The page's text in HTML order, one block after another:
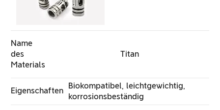
Name
des
Materials
Titan
Eigenschaften
Biokompatibel, leichtgewichtig,
korrosionsbeständig